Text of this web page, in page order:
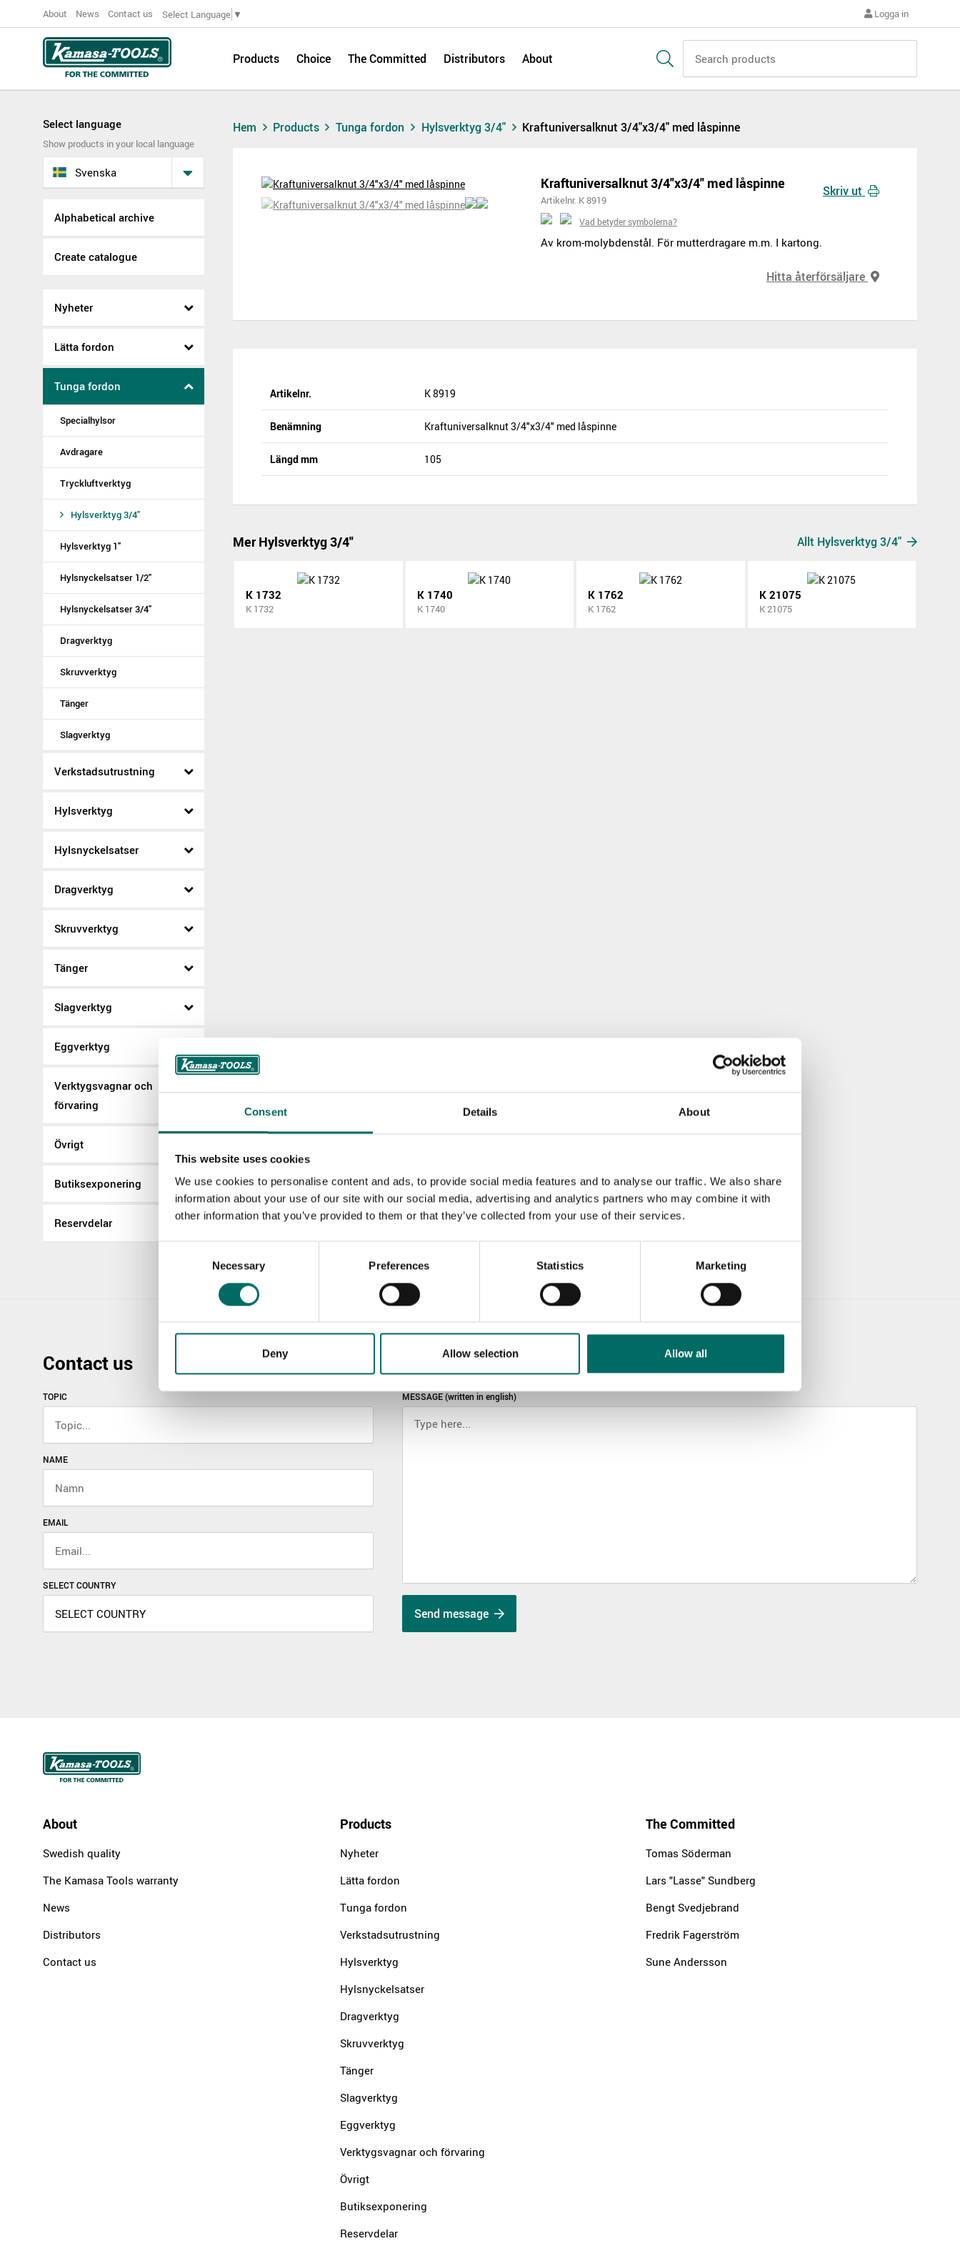
Consent Details About
This website uses cookies
We use cookies to personalise content and ads, to provide social media features and to analyse our traffic. We also share
information about your use of our site with our social media, advertising and analytics partners who may combine it with
other information that you’ve provided to them or that they’ve collected from your use of their services.
Necessary Preferences Statistics Marketing
Deny Allow selection Allow all
About News Contact us Select Language ▼ Logga in
Products Choice The Committed Distributors About
Select language
Show products in your local language
Svenska
Alphabetical archive
Create catalogue
Nyheter
Lätta fordon
Tunga fordon
Specialhylsor
Avdragare
Tryckluftverktyg
Hylsverktyg 3/4"
Hylsverktyg 1"
Hylsnyckelsatser 1/2"
Hylsnyckelsatser 3/4"
Dragverktyg
Skruvverktyg
Tänger
Slagverktyg
Verkstadsutrustning
Hylsverktyg
Hylsnyckelsatser
Dragverktyg
Skruvverktyg
Tänger
Slagverktyg
Eggverktyg
Verktygsvagnar och
förvaring
Övrigt
Butiksexponering
Reservdelar
Hem Products Tunga fordon Hylsverktyg 3/4" Kraftuniversalknut 3/4"x3/4" med låspinne
Kraftuniversalknut 3/4"x3/4" med låspinne
Artikelnr. K 8919
Vad betyder symbolerna?
Av krom-molybdenstål. För mutterdragare m.m. I kartong.
Skriv ut
Hitta återförsäljare
Artikelnr. K 8919
Benämning Kraftuniversalknut 3/4"x3/4" med låspinne
Längd mm 105
Mer Hylsverktyg 3/4" Allt Hylsverktyg 3/4"
K 1732
K 1732
K 1740
K 1740
K 1762
K 1762
K 21075
K 21075
Contact us
TOPIC
NAME
EMAIL
SELECT COUNTRY
MESSAGE (written in english)
Send message
About
Swedish quality
The Kamasa Tools warranty
News
Distributors
Contact us
Products
Nyheter
Lätta fordon
Tunga fordon
Verkstadsutrustning
Hylsverktyg
Hylsnyckelsatser
Dragverktyg
Skruvverktyg
Tänger
Slagverktyg
Eggverktyg
Verktygsvagnar och förvaring
Övrigt
Butiksexponering
Reservdelar
The Committed
Tomas Söderman
Lars "Lasse" Sundberg
Bengt Svedjebrand
Fredrik Fagerström
Sune Andersson